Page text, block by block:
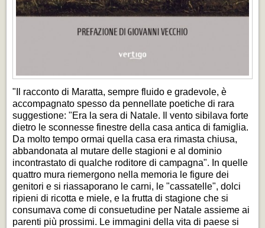
"Il racconto di Maratta, sempre fluido e gradevole, è
accompagnato spesso da pennellate poetiche di rara
suggestione: "Era la sera di Natale. Il vento sibilava forte
dietro le sconnesse finestre della casa antica di famiglia.
Da molto tempo ormai quella casa era rimasta chiusa,
abbandonata al mutare delle stagioni e al dominio
incontrastato di qualche roditore di campagna". In quelle
quattro mura riemergono nella memoria le figure dei
genitori e si riassaporano le carni, le "cassatelle", dolci
ripieni di ricotta e miele, e la frutta di stagione che si
consumava come di consuetudine per Natale assieme ai
parenti più prossimi. Le immagini della vita di paese si